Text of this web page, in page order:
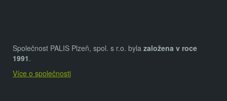
Společnost PALIS Plzeň, spol. s r.o. byla založena v roce
1991.
Více o společnosti